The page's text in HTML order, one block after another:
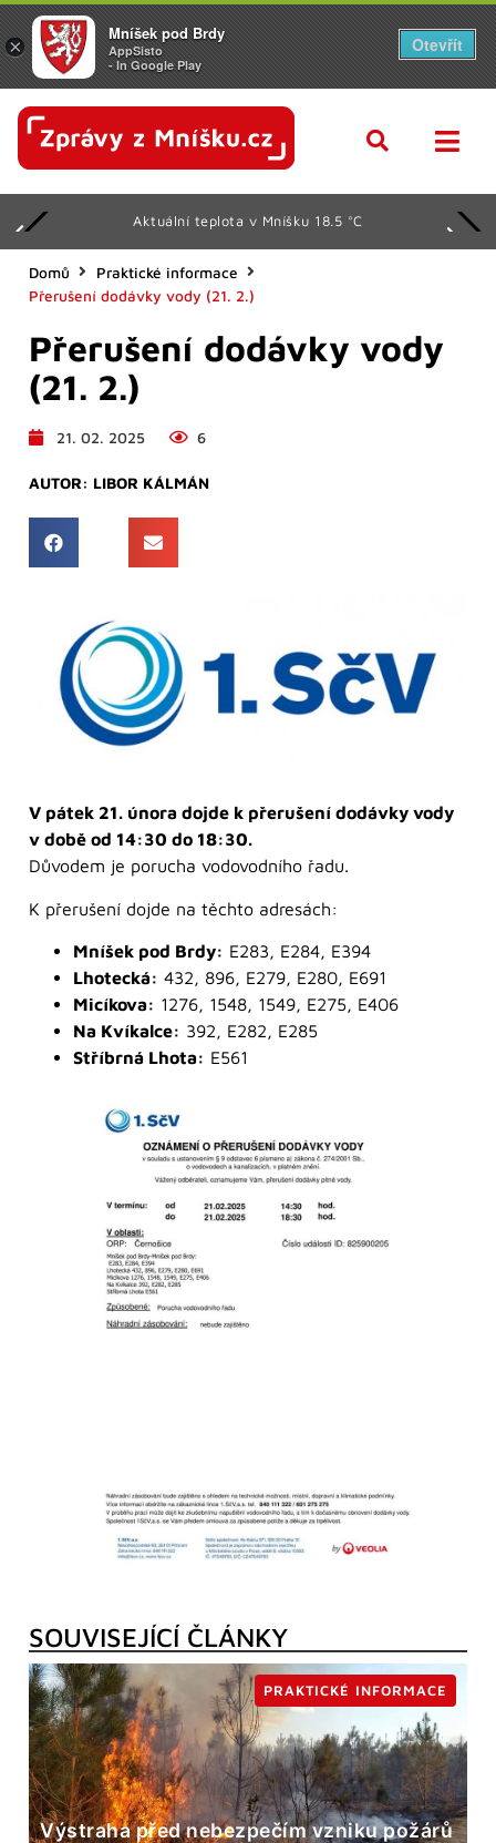
Aktuální teplota v Mníšku 18.5 °C
Domů
Praktické informace
Přerušení dodávky vody (21. 2.)
Přerušení dodávky vody
(21. 2.)
21. 02. 2025 6
AUTOR: LIBOR KÁLMÁN
V pátek 21. února dojde k přerušení dodávky vody
v době od 14:30 do 18:30.
Důvodem je porucha vodovodního řadu.
K přerušení dojde na těchto adresách:
Mníšek pod Brdy: E283, E284, E394
Lhotecká: 432, 896, E279, E280, E691
Micíkova: 1276, 1548, 1549, E275, E406
Na Kvíkalce: 392, E282, E285
Stříbrná Lhota: E561
SOUVISEJÍCÍ ČLÁNKY
Výstraha před nebezpečím vzniku požárů
PRAKTICKÉ INFORMACE
×
Mníšek pod Brdy
AppSisto
- In Google Play
Otevřít